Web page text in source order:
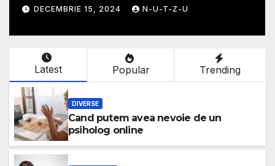
NOIEMBRIE 30, 2024 N-U-T-Z-U
Latest Popular Trending
DIVERSE
Cand putem avea nevoie de un
psiholog online